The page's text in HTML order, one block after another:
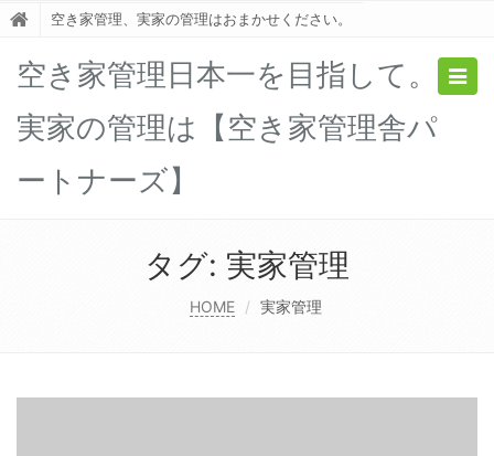
空き家管理、実家の管理はおまかせください。
空き家管理日本一を目指して。
実家の管理は【空き家管理舎パ
ートナーズ】
タグ: 実家管理
HOME 実家管理